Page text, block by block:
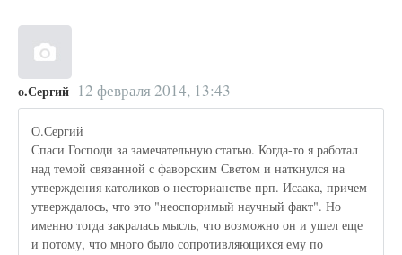
о.Сергий 12 февраля 2014, 13:43
О.Сергий
Спаси Господи за замечательную статью. Когда-то я работал
над темой связанной с фаворским Светом и наткнулся на
утверждения католиков о несторианстве прп. Исаака, причем
утверждалось, что это "неоспоримый научный факт". Но
именно тогда закралась мысль, что возможно он и ушел еще
и потому, что много было сопротивляющихся ему по